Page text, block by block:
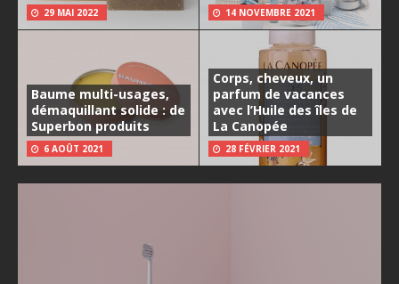
29 MAI 2022 14 NOVEMBRE 2021
Baume multi-usages,
démaquillant solide : de
Superbon produits
6 AOÛT 2021
Corps, cheveux, un
parfum de vacances
avec l’Huile des îles de
La Canopée
28 FÉVRIER 2021